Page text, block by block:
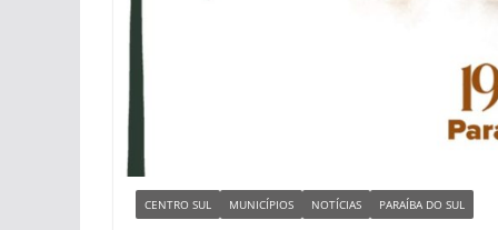
CENTRO SUL MUNICÍPIOS NOTÍCIAS PARAÍBA DO SUL